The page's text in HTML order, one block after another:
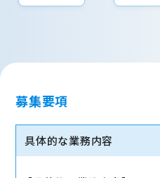
募集要項
具体的な業務内容